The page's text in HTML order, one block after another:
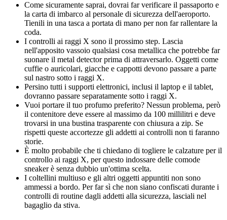
Come sicuramente saprai, dovrai far verificare il passaporto e
la carta di imbarco al personale di sicurezza dell'aeroporto.
Tienili in una tasca a portata di mano per non far rallentare la
coda.
I controlli ai raggi X sono il prossimo step. Lascia
nell'apposito vassoio qualsiasi cosa metallica che potrebbe far
suonare il metal detector prima di attraversarlo. Oggetti come
cuffie o auricolari, giacche e cappotti devono passare a parte
sul nastro sotto i raggi X.
Persino tutti i supporti elettronici, inclusi il laptop e il tablet,
dovranno passare separatamente sotto i raggi X.
Vuoi portare il tuo profumo preferito? Nessun problema, però
il contenitore deve essere al massimo da 100 millilitri e deve
trovarsi in una bustina trasparente con chiusura a zip. Se
rispetti queste accortezze gli addetti ai controlli non ti faranno
storie.
È molto probabile che ti chiedano di togliere le calzature per il
controllo ai raggi X, per questo indossare delle comode
sneaker è senza dubbio un'ottima scelta.
I coltellini multiuso e gli altri oggetti appuntiti non sono
ammessi a bordo. Per far sì che non siano confiscati durante i
controlli di routine dagli addetti alla sicurezza, lasciali nel
bagaglio da stiva.